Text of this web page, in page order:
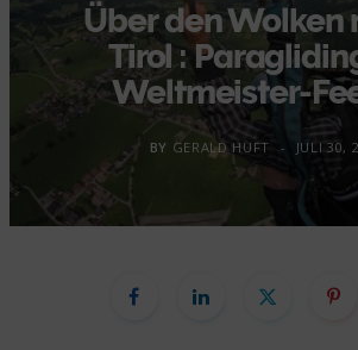
Über den Wolken
Tirol :
Weltmeister-
BY GERALD HUFT JULI 30,